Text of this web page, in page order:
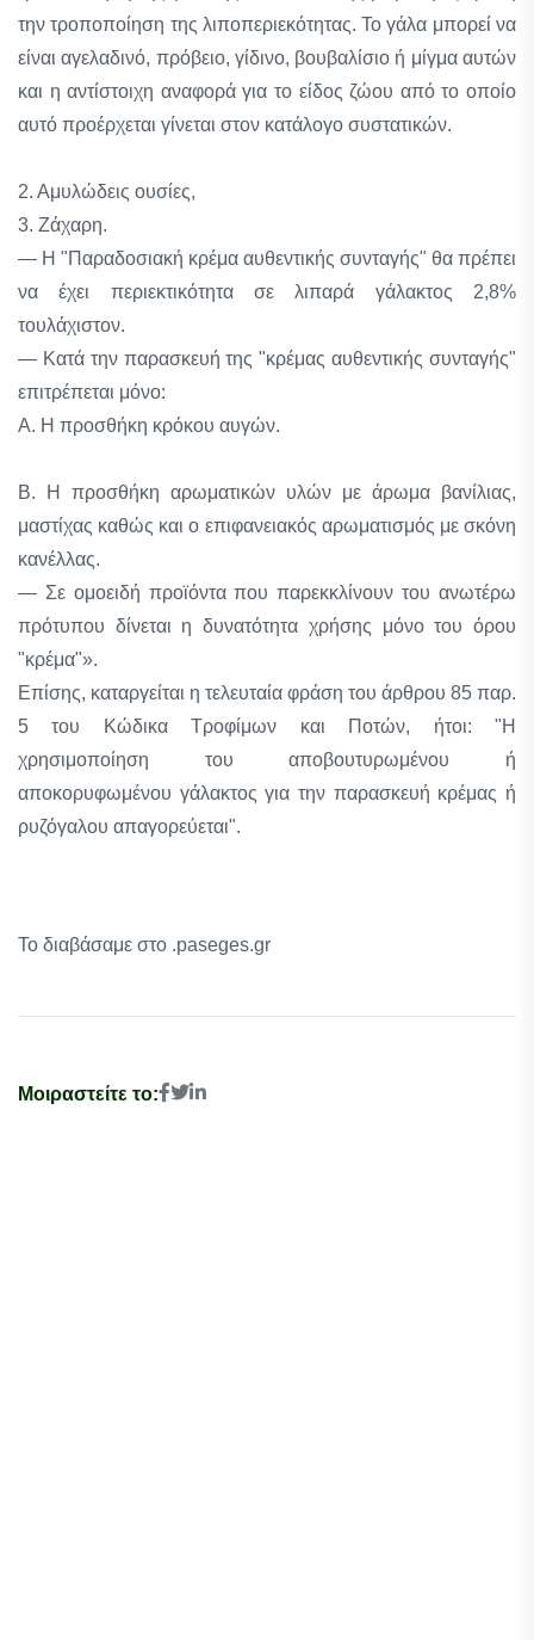
την τροποποίηση της λιποπεριεκότητας. Το γάλα μπορεί να
είναι αγελαδινό, πρόβειο, γίδινο, βουβαλίσιο ή μίγμα αυτών
και η αντίστοιχη αναφορά για το είδος ζώου από το οποίο
αυτό προέρχεται γίνεται στον κατάλογο συστατικών.
2. Αμυλώδεις ουσίες,
3. Ζάχαρη.
— Η "Παραδοσιακή κρέμα αυθεντικής συνταγής" θα πρέπει
να έχει περιεκτικότητα σε λιπαρά γάλακτος 2,8%
τουλάχιστον.
— Κατά την παρασκευή της "κρέμας αυθεντικής συνταγής"
επιτρέπεται μόνο:
Α. Η προσθήκη κρόκου αυγών.
Β. Η προσθήκη αρωματικών υλών με άρωμα βανίλιας,
μαστίχας καθώς και ο επιφανειακός αρωματισμός με σκόνη
κανέλλας.
— Σε ομοειδή προϊόντα που παρεκκλίνουν του ανωτέρω
πρότυπου δίνεται η δυνατότητα χρήσης μόνο του όρου
"κρέμα"».
Επίσης, καταργείται η τελευταία φράση του άρθρου 85 παρ.
5 του Κώδικα Τροφίμων και Ποτών, ήτοι: "Η
χρησιμοποίηση του αποβουτυρωμένου ή
αποκορυφωμένου γάλακτος για την παρασκευή κρέμας ή
ρυζόγαλου απαγορεύεται".
Το διαβάσαμε στο .paseges.gr
Μοιραστείτε το: